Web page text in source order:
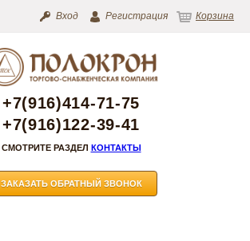
Вход Регистрация Корзина
+7(916)414-71-75
+7(916)122-39-41
СМОТРИТЕ РАЗДЕЛ КОНТАКТЫ
ЗАКАЗАТЬ ОБРАТНЫЙ ЗВОНОК